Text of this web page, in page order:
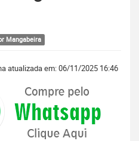
Mangabeira
atualizada em: 06/11/2025 16:46